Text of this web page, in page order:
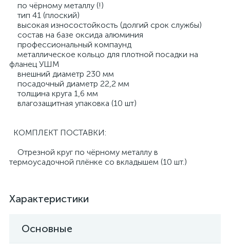
по чёрному металлу (!)
тип 41 (плоский)
высокая износостойкость (долгий срок службы)
состав на базе оксида алюминия
профессиональный компаунд
металлическое кольцо для плотной посадки на
фланец УШМ
внешний диаметр 230 мм
посадочный диаметр 22,2 мм
толщина круга 1,6 мм
влагозащитная упаковка (10 шт)
КОМПЛЕКТ ПОСТАВКИ:
Отрезной круг по чёрному металлу в
термоусадочной плёнке со вкладышем (10 шт.)
Характеристики
Основные